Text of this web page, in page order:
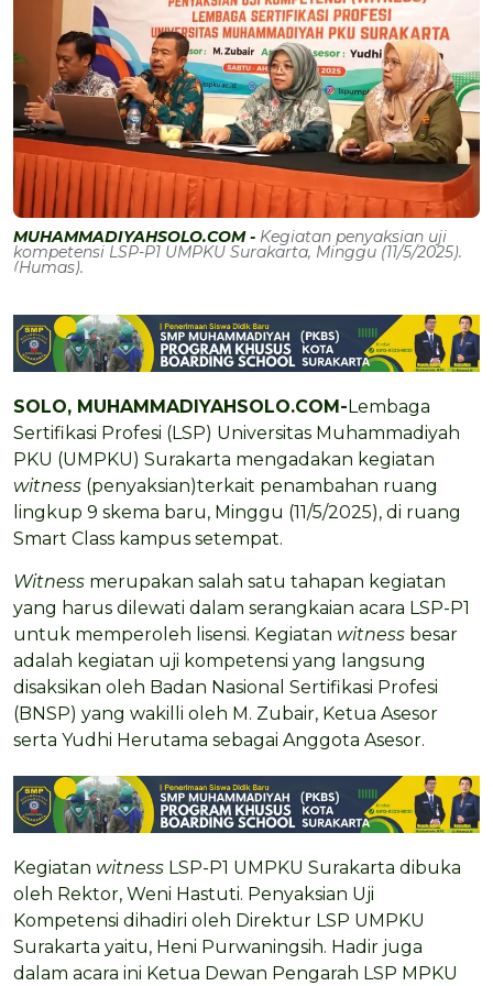
MUHAMMADIYAHSOLO.COM - Kegiatan penyaksian uji
kompetensi LSP-P1 UMPKU Surakarta, Minggu (11/5/2025).
(Humas).
SOLO, MUHAMMADIYAHSOLO.COM-Lembaga
Sertifikasi Profesi (LSP) Universitas Muhammadiyah
PKU (UMPKU) Surakarta mengadakan kegiatan
witness (penyaksian)terkait penambahan ruang
lingkup 9 skema baru, Minggu (11/5/2025), di ruang
Smart Class kampus setempat.
Witness merupakan salah satu tahapan kegiatan
yang harus dilewati dalam serangkaian acara LSP-P1
untuk memperoleh lisensi. Kegiatan witness besar
adalah kegiatan uji kompetensi yang langsung
disaksikan oleh Badan Nasional Sertifikasi Profesi
(BNSP) yang wakilli oleh M. Zubair, Ketua Asesor
serta Yudhi Herutama sebagai Anggota Asesor.
Kegiatan witness LSP-P1 UMPKU Surakarta dibuka
oleh Rektor, Weni Hastuti. Penyaksian Uji
Kompetensi dihadiri oleh Direktur LSP UMPKU
Surakarta yaitu, Heni Purwaningsih. Hadir juga
dalam acara ini Ketua Dewan Pengarah LSP MPKU